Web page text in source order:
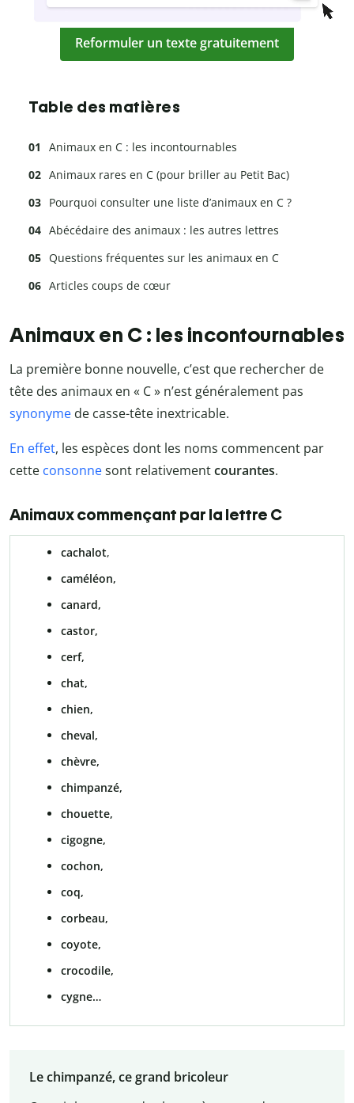
Reformuler un texte gratuitement
Table des matières
Animaux en C : les incontournables
Animaux rares en C (pour briller au Petit Bac)
Pourquoi consulter une liste d’animaux en C ?
Abécédaire des animaux : les autres lettres
Questions fréquentes sur les animaux en C
Articles coups de cœur
Animaux en C : les incontournables
La première bonne nouvelle, c’est que rechercher de
tête des animaux en « C » n’est généralement pas
synonyme de casse-tête inextricable.
En effet, les espèces dont les noms commencent par
cette consonnesont relativementcourantes.
Animaux commençant par la lettre C
cachalot,
caméléon,
canard,
castor,
cerf,
chat,
chien,
cheval,
chèvre,
chimpanzé,
chouette,
cigogne,
cochon,
coq,
corbeau,
coyote,
crocodile,
cygne…
Le chimpanzé, ce grand bricoleur